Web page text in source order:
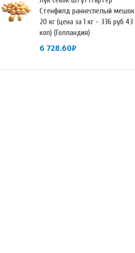
Стенфилд раннеспелый мешок
20 кг (цена за 1 кг - 336 руб 43
коп) (Голландия)
6 728.60₽